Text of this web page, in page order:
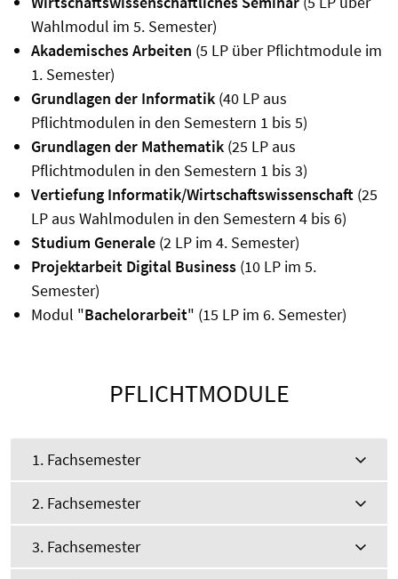
Wahlmodul im 5. Semester)
Akademisches Arbeiten (5 LP über Pflichtmodule im
1. Semester)
Grundlagen der Informatik (40 LP aus
Pflichtmodulen in den Semestern 1 bis 5)
Grundlagen der Mathematik (25 LP aus
Pflichtmodulen in den Semestern 1 bis 3)
Vertiefung Informatik/Wirtschaftswissenschaft(25
LP aus Wahlmodulen in den Semestern 4 bis 6)
Studium Generale(2 LP im 4. Semester)
Projektarbeit Digital Business(10 LP im 5.
Semester)
Modul "Bachelorarbeit" (15 LP im 6. Semester)
PFLICHTMODULE
1. Fachsemester
2. Fachsemester
3. Fachsemester